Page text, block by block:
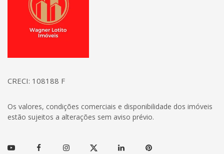
CRECI: 108188 F
Os valores, condições comerciais e disponibilidade dos imóveis
estão sujeitos a alterações sem aviso prévio.
Youtube FacebookInstagramTwitter Linkedin Pinterest